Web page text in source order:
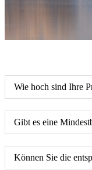
Wie hoch sind Ihre
Gibt es eine
Können Sie die